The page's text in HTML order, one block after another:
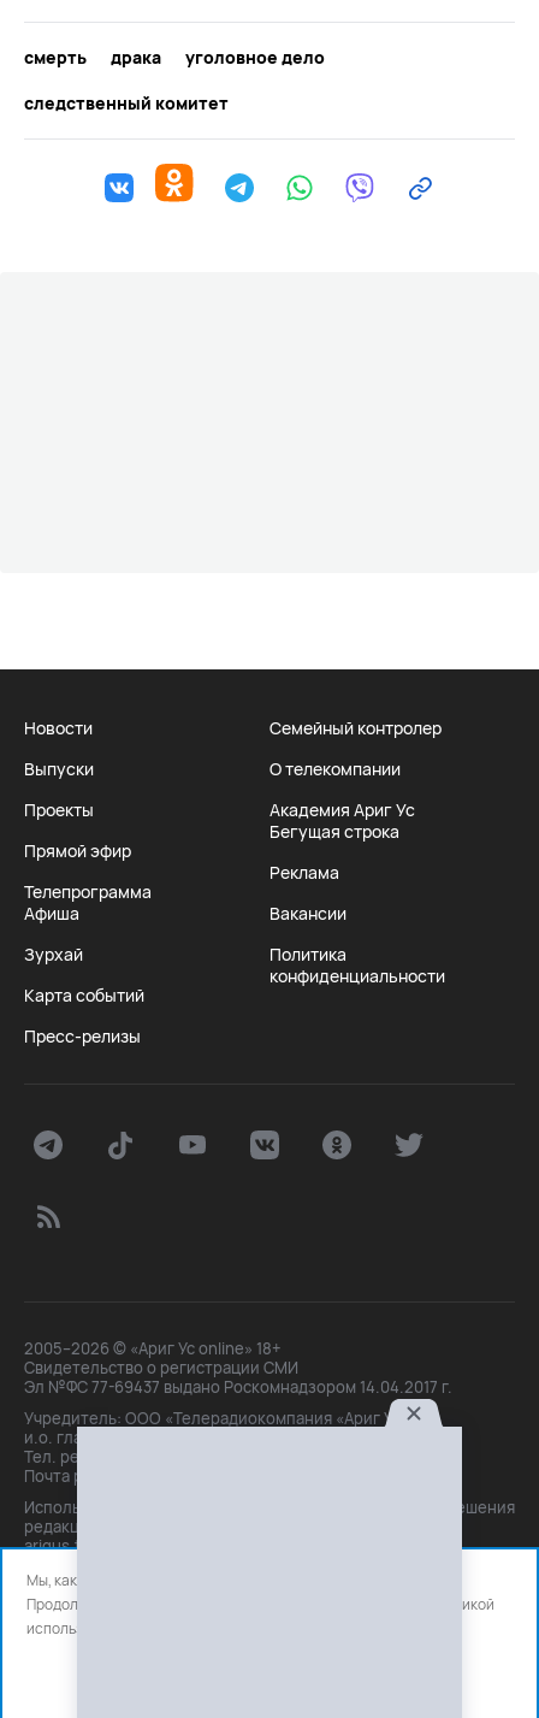
смерть драка
уголовное дело
следственный комитет
Новости
Выпуски
Проекты
Прямой эфир
Телепрограмма
Афиша
Зурхай
Карта событий
Пресс-релизы
Семейный контролер
О телекомпании
Академия Ариг Ус
Бегущая строка
Реклама
Вакансии
Политика
конфиденциальности
2005–2026 © «Ариг Ус online» 18+
Свидетельство о регистрации СМИ
Эл №ФС 77-69437 выдано Роскомнадзором 14.04.2017 г.
Учредитель: ООО «Телерадиокомпания «Ариг Ус»,
и.о. главного редактора: Маханова О.Б.
Тел. peдakции: +7(3012)21-30-14,
Почта peдakции: editor@arigus.tv
Использование материалов только с письменного разрешения
редакции. При цитировании прямая активная ссылка на
arigus.tv обязательна.
Мы, как и все используем файлы cookie и сервисы аналитики.
Продолжая использовать сайт, вы соглашаетесь с нашей
политикой
использования